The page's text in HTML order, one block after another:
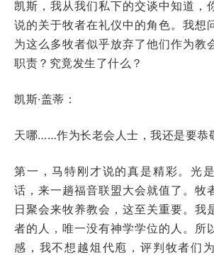
凯斯，我从我们私下的交谈中知道，
说的关于牧者在礼仪中的角色。我想
为这么多牧者似乎放弃了他们作为教
职责？究竟发生了什么？
凯斯·盖蒂：
天哪……作为长老会人士，我还是要恭
第一，马特刚才说的真是精彩。光
话，来一趟福音联盟大会就值了。牧
日聚会来牧养教会，这至关重要。我
者的人，唯一没有神学学位的人。所
感，我不想越俎代庖，评判牧者们